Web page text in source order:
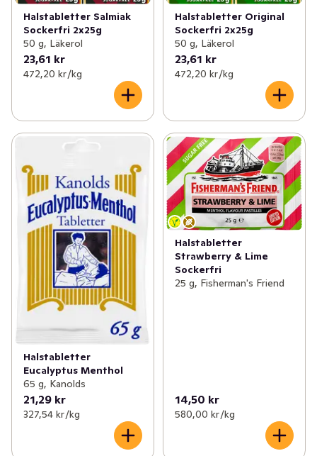
Halstabletter Salmiak
Sockerfri 2x25g
50 g, Läkerol
23,61 kr
472,20 kr /kg
Halstabletter Original
Sockerfri 2x25g
50 g, Läkerol
23,61 kr
472,20 kr /kg
Halstabletter
Eucalyptus Menthol
65 g, Kanolds
21,29 kr
327,54 kr /kg
Halstabletter
Strawberry & Lime
Sockerfri
25 g, Fisherman's Friend
14,50 kr
580,00 kr /kg